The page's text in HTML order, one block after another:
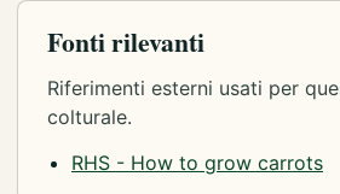
Fonti rilevanti
Riferimenti esterni usati per
colturale.
RHS - How to grow carrots